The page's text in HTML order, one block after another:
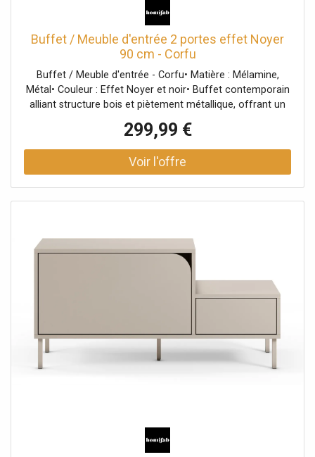
Buffet / Meuble d'entrée 2 portes effet Noyer
90 cm - Corfu
Buffet / Meuble d'entrée - Corfu• Matière : Mélamine,
Métal• Couleur : Effet Noyer et noir• Buffet contemporain
alliant structure bois et piètement métallique, offrant un
Piètement en Métal noir• Rangements : 2 portes
battantes, 2 tablettes•
299,99 €